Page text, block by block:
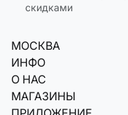
скидками
МОСКВА
ИНФО
О НАС
МАГАЗИНЫ